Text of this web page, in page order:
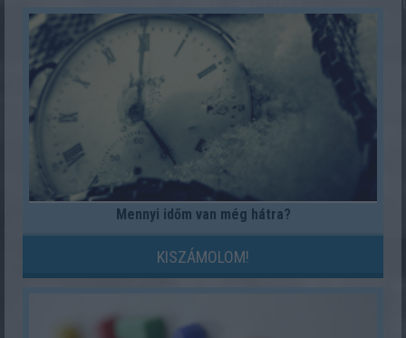
Mennyi időm van még hátra?
KISZÁMOLOM!